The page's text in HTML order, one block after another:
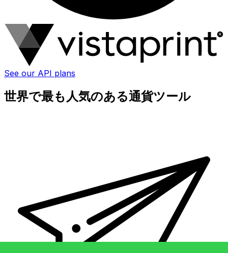
See our API plans
世界で最も人気のある通貨ツール